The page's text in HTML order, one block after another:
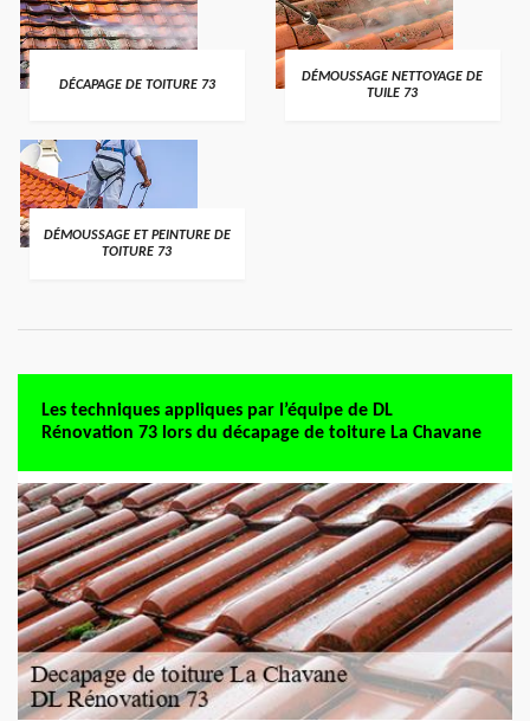
DÉCAPAGE DE TOITURE 73
DÉMOUSSAGE NETTOYAGE DE
TUILE 73
DÉMOUSSAGE ET PEINTURE DE
TOITURE 73
Les techniques appliques par l’équipe de DL
Rénovation 73 lors du décapage de toiture La Chavane